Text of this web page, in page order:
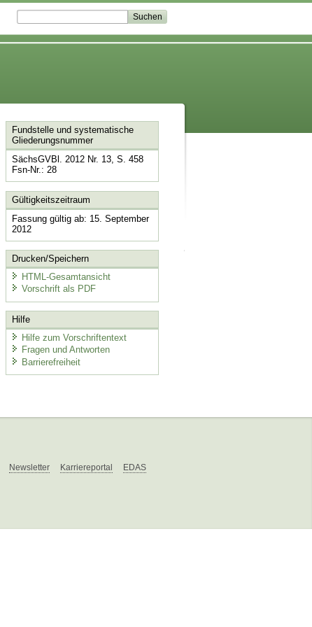
Fundstelle und systematische
Gliederungsnummer
SächsGVBl. 2012 Nr. 13, S. 458
Fsn-Nr.: 28
Gültigkeitszeitraum
Fassung gültig ab: 15. September
2012
Drucken/Speichern
HTML-Gesamtansicht
Vorschrift als PDF
Hilfe
Hilfe zum Vorschriftentext
Fragen und Antworten
Barrierefreiheit
Newsletter Karriereportal EDAS